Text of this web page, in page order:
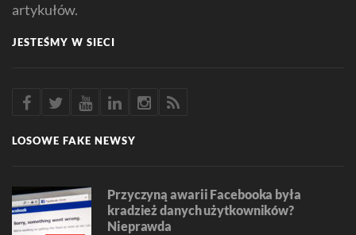
artykułów.
JESTEŚMY W SIECI
LOSOWE FAKE NEWSY
Przyczyną awarii Facebooka była
kradzież danych użytkowników?
Nieprawda